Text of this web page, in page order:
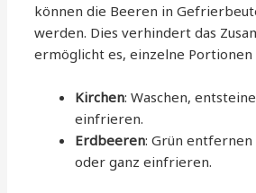
können die Beeren in
werden. Dies verhindert das
ermöglicht es, einzelne Portionen
Kirchen: Waschen,
einfrieren.
Erdbeeren: Grün
oder ganz einfrieren.